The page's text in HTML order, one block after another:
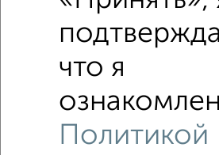
что я
Политикой